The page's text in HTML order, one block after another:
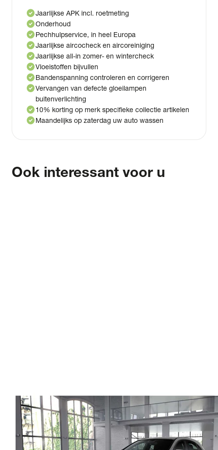
check_circleJaarlijkse APK incl. roetmeting
check_circleOnderhoud
check_circlePechhulpservice, in heel Europa
check_circleJaarlijkse aircocheck en aircoreiniging
check_circleJaarlijkse all-in zomer- en wintercheck
check_circleVloeistoffen bijvullen
check_circleBandenspanning controleren en corrigeren
check_circleVervangen van defecte gloeilampen
buitenverlichting
check_circle10% korting op merk specifieke collectie artikelen
check_circleMaandelijks op zaterdag uw auto wassen
Ook interessant voor u